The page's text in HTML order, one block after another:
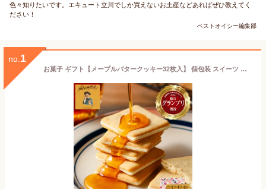
色々知りたいです。エキュート立川でしか買えないお土産などあればぜひ教えてく
ださい！
ベストオイシー編集部
no. 1
お菓子 ギフト【メープルバタークッキー32枚入】 個包装 スイーツ ギフト クッキー プレゼント 焼き菓子 洋菓子 内祝い お祝い 出産祝い 結婚内祝い お礼 可愛い おしゃれ 退職 ザ・メープルマニア 夏ギフト 暑中見舞い